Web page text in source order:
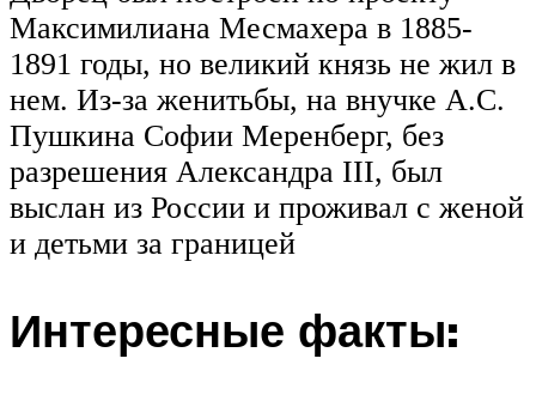
Максимилиана Месмахера в 1885-
1891 годы, но великий князь не жил в
нем. Из-за женитьбы, на внучке А.С.
Пушкина Софии Меренберг, без
разрешения Александра III, был
выслан из России и проживал с женой
и детьми за границей
Интересные факты: